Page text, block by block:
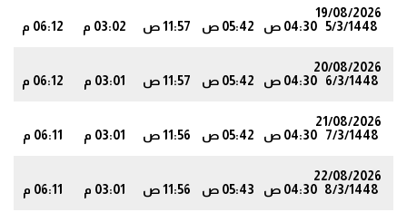
19/08/2026
5/3/1448 04:30 ص 05:42 ص 11:57 ص 03:02 م 06:12 م
20/08/2026
6/3/1448
04:30 ص 05:42 ص 11:57 ص 03:01 م 06:12 م
21/08/2026
7/3/1448
04:30 ص 05:42 ص 11:56 ص 03:01 م 06:11 م
22/08/2026
8/3/1448 04:30 ص 05:43 ص 11:56 ص 03:01 م 06:11 م